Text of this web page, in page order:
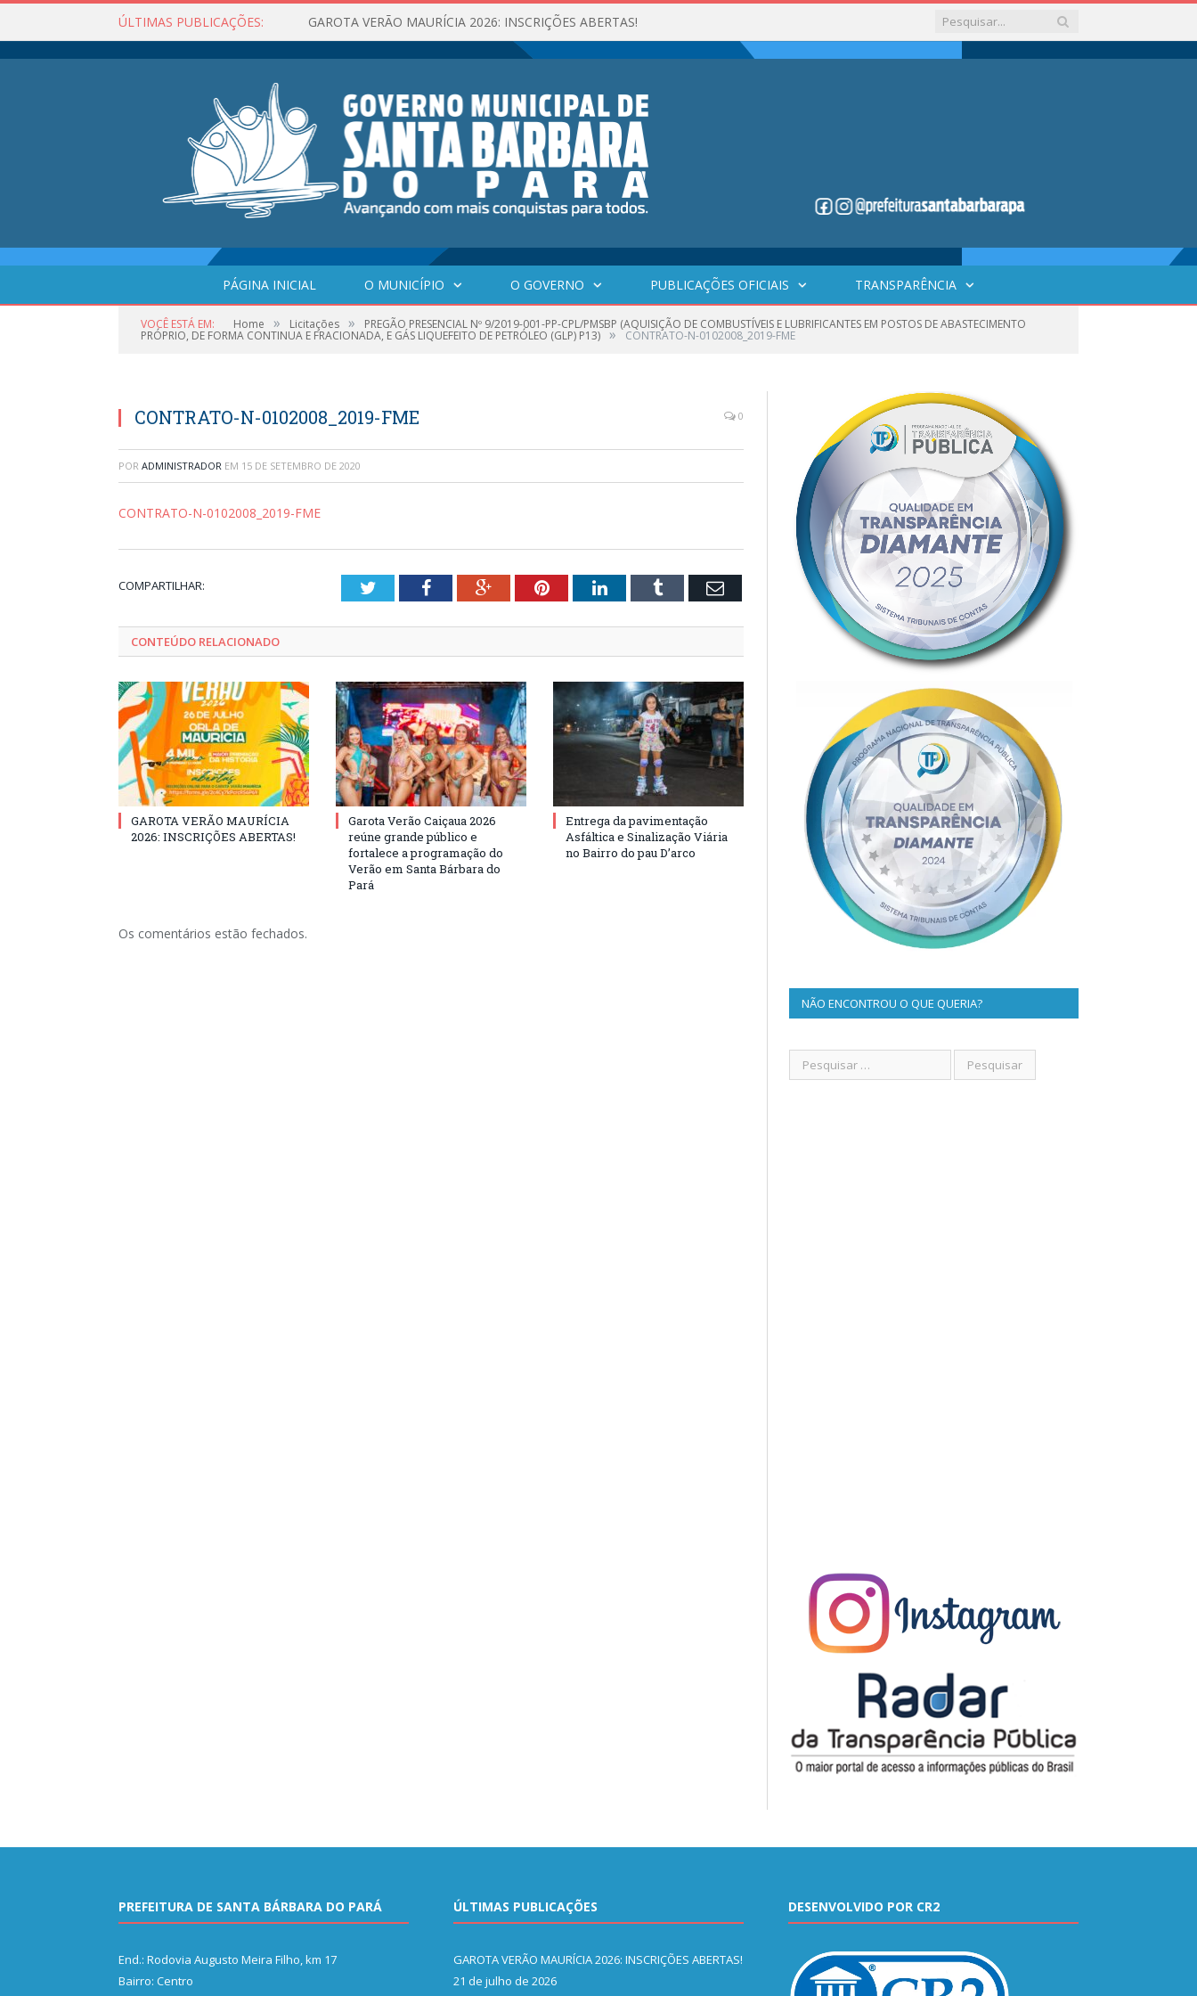
ÚLTIMAS PUBLICAÇÕES: GAROTA VERÃO MAURÍCIA 2026: INSCRIÇÕES ABERTAS!
PÁGINA INICIAL O MUNICÍPIO O GOVERNO PUBLICAÇÕES OFICIAIS TRANSPARÊNCIA
VOCÊ ESTÁ EM: Home » Licitações » PREGÃO PRESENCIAL Nº 9/2019-001-PP-CPL/PMSBP (AQUISIÇÃO DE COMBUSTÍVEIS E LUBRIFICANTES EM POSTOS DE ABASTECIMENTO
PRÓPRIO, DE FORMA CONTINUA E FRACIONADA, E GÁS LIQUEFEITO DE PETRÓLEO (GLP) P13) » CONTRATO-N-0102008_2019-FME
CONTRATO-N-0102008_2019-FME 0
POR ADMINISTRADOR EM 15 DE SETEMBRO DE 2020
CONTRATO-N-0102008_2019-FME
COMPARTILHAR: TwitterFacebookGoogle+PinterestLinkedInTumblr Email
CONTEÚDO RELACIONADO
GAROTA VERÃO MAURÍCIA
2026: INSCRIÇÕES ABERTAS!
Garota Verão Caiçaua 2026
reúne grande público e
fortalece a programação do
Verão em Santa Bárbara do
Pará
Entrega da pavimentação
Asfáltica e Sinalização Viária
no Bairro do pau D’arco
Os comentários estão fechados.
NÃO ENCONTROU O QUE QUERIA?
PREFEITURA DE SANTA BÁRBARA DO PARÁ
End.: Rodovia Augusto Meira Filho, km 17
Bairro: Centro
ÚLTIMAS PUBLICAÇÕES
GAROTA VERÃO MAURÍCIA 2026: INSCRIÇÕES ABERTAS!
21 de julho de 2026
DESENVOLVIDO POR CR2